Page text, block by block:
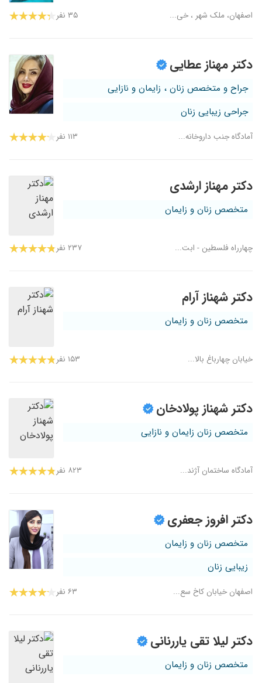
اصفهان، ملک شهر ، خی... ۳۵ نفر
دکتر مهناز عطایی
جراح و متخصص زنان ، زایمان و نازایی
جراحی زیبایی زنان
آمادگاه جنب داروخانه... ۱۱۳ نفر
دکتر مهناز ارشدی
متخصص زنان و زایمان
چهارراه فلسطین - ابت... ۲۳۷ نفر
دکتر شهناز آرام
متخصص زنان و زایمان
خیابان چهارباغ بالا... ۱۵۳ نفر
دکتر شهناز پولادخان
متخصص زنان زایمان و نازایی
آمادگاه ساختمان آژند... ۸۲۳ نفر
دکتر افروز جعفری
متخصص زنان و زایمان
زیبایی زنان
اصفهان خیابان کاخ سع... ۶۳ نفر
دکتر لیلا تقی یاررنانی
متخصص زنان و زایمان